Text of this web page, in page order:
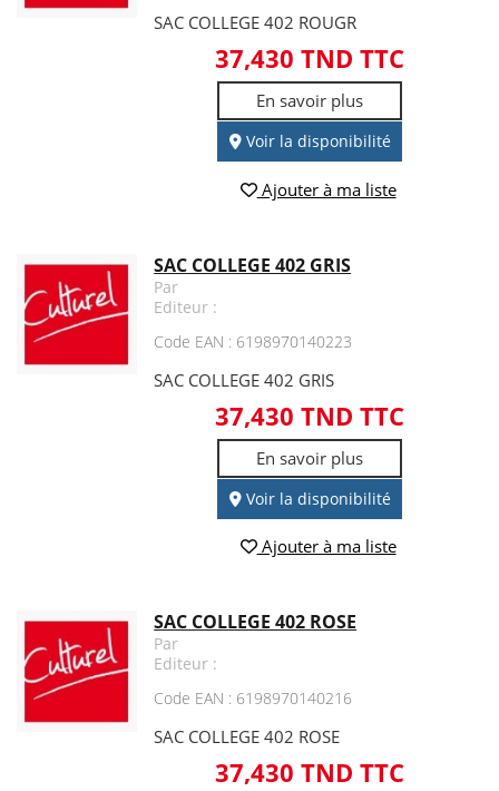
SAC COLLEGE 402 ROUGR
37,430 TND TTC
En savoir plus
Voir la disponibilité
Ajouter à ma liste
SAC COLLEGE 402 GRIS
Par
Editeur :
Code EAN : 6198970140223
SAC COLLEGE 402 GRIS
37,430 TND TTC
En savoir plus
Voir la disponibilité
Ajouter à ma liste
SAC COLLEGE 402 ROSE
Par
Editeur :
Code EAN : 6198970140216
SAC COLLEGE 402 ROSE
37,430 TND TTC